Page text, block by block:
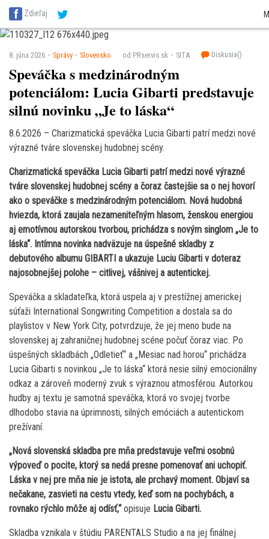
SITA Energetika
SITA Reality
SITA Školstvo
Zdieľaj
8. júna 2026 Správy Slovensko od PRservis.sk SITA Diskusia()
Speváčka s medzinárodným
potenciálom: Lucia Gibarti predstavuje
silnú novinku „Je to láska“
8.6.2026 – Charizmatická speváčka Lucia Gibarti patrí medzi nové
výrazné tváre slovenskej hudobnej scény.
Charizmatická speváčka Lucia Gibarti patrí medzi nové výrazné
tváre slovenskej hudobnej scény a čoraz častejšie sa o nej hovorí
ako o speváčke s medzinárodným potenciálom. Nová hudobná
hviezda, ktorá zaujala nezameniteľným hlasom, ženskou energiou
aj emotívnou autorskou tvorbou, prichádza s novým singlom „Je to
láska“. Intímna novinka nadväzuje na úspešné skladby z
debutového albumu GIBARTI a ukazuje Luciu Gibarti v doteraz
najosobnejšej polohe – citlivej, vášnivej a autentickej.
Speváčka a skladateľka, ktorá uspela aj v prestížnej americkej
súťaži International Songwriting Competition a dostala sa do
playlistov v New York City, potvrdzuje, že jej meno bude na
slovenskej aj zahraničnej hudobnej scéne počuť čoraz viac. Po
úspešných skladbách „Odletieť“ a „Mesiac nad horou“ prichádza
Lucia Gibarti s novinkou „Je to láska“ ktorá nesie silný emocionálny
odkaz a zároveň moderný zvuk s výraznou atmosférou. Autorkou
hudby aj textu je samotná speváčka, ktorá vo svojej tvorbe
dlhodobo stavia na úprimnosti, silných emóciách a autentickom
prežívaní.
„Nová slovenská skladba pre mňa predstavuje veľmi osobnú
výpoveď o pocite, ktorý sa nedá presne pomenovať ani uchopiť.
Láska v nej pre mňa nie je istota, ale prchavý moment. Objaví sa
nečakane, zasvieti na cestu vtedy, keď som na pochybách, a
rovnako rýchlo môže aj odísť,“opisuje Lucia Gibarti.
Skladba vznikala v štúdiu PARENTALS Studio a na jej finálnej